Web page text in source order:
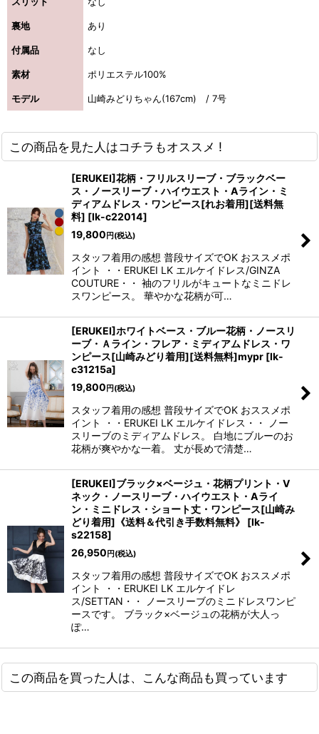
裏地 あり
付属品 なし
素材 ポリエステル100%
モデル 山崎みどりちゃん(167cm) / 7号
この商品を見た人はコチラもオススメ !
[ERUKEI]花柄・フリルスリーブ・ブラックベー
ス・ノースリーブ・ハイウエスト・Aライン・ミ
ディアムドレス・ワンピース[れお着用][送料無
料] [lk-c22014]
19,800 円 (税込)
スタッフ着用の感想 普段サイズでOK おススメポ
イント ・・ERUKEI LK エルケイドレス/GINZA
COUTURE・・ 袖のフリルがキュートなミニドレ
スワンピース。 華やかな花柄が可…
[ERUKEI]ホワイトベース・ブルー花柄・ノースリ
ーブ・Ａライン・フレア・ミディアムドレス・ワ
ンピース[山崎みどり着用][送料無料]mypr [lk-
c31215a]
19,800 円 (税込)
スタッフ着用の感想 普段サイズでOK おススメポ
イント ・・ERUKEI LK エルケイドレス・・ ノー
スリーブのミディアムドレス。 白地にブルーのお
花柄が爽やかな一着。 丈が長めで清楚…
[ERUKEI]ブラック×ベージュ・花柄プリント・V
ネック・ノースリーブ・ハイウエスト・Aライ
ン・ミニドレス・ショート丈・ワンピース[山崎み
どり着用]《送料＆代引き手数料無料》
[lk-
s22158]
26,950 円 (税込)
スタッフ着用の感想 普段サイズでOK おススメポ
イント ・・ERUKEI LK エルケイドレ
ス/SETTAN・・ ノースリーブのミニドレスワンピ
ースです。 ブラック×ベージュの花柄が大人っ
ぽ…
この商品を買った人は、こんな商品も買っています